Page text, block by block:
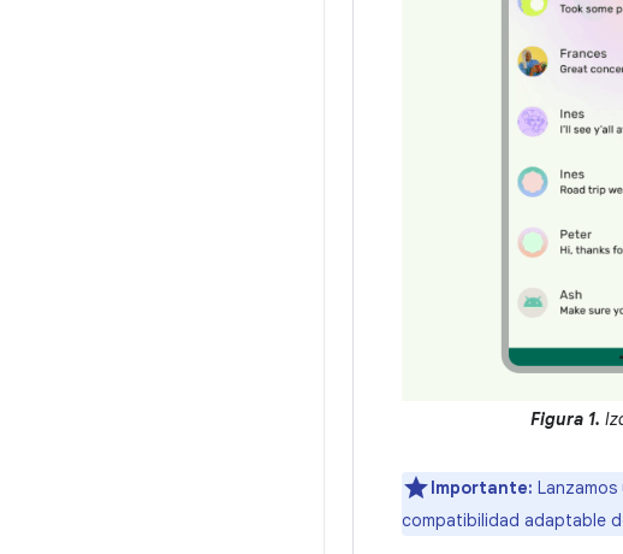
Figura 1.
Importante:
compatibilidad adaptable